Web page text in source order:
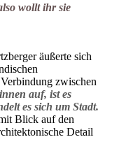
wollt ihr sie
äußerte sich
zwischen
auf, ist es
es sich um Stadt.
Blick auf den
Detail